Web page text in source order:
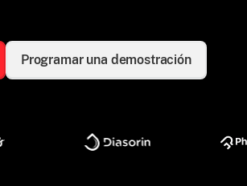
Programar una demostración